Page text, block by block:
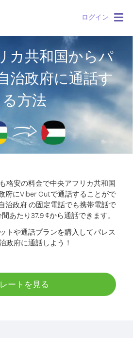
ログイン
カ共和国からパ
治政府に通話す
る方法
格安の料金で中央アフリカ共和国
府にViber Outで通話することがで
治政府 の固定電話でも携帯電話で
あたり37.9 ¢から通話できます。
トや通話プランを購入してパレス
政府に通話しよう！
レートを見る